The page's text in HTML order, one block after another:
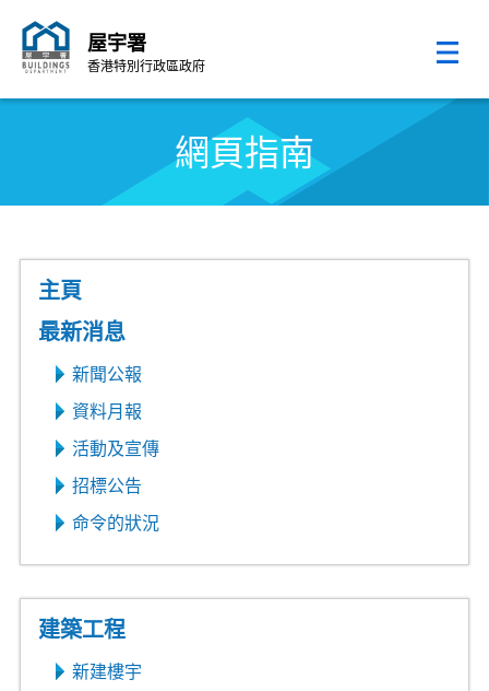
屋宇署
香港特別行政區政府
網頁指南
網頁指南
主頁
最新消息
新聞公報
資料月報
活動及宣傳
招標公告
命令的狀況
建築工程
新建樓宇